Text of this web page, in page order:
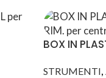
BOX IN
STRUMENTI,